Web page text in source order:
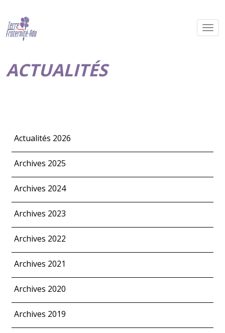
ACTUALITÉS
Actualités 2026
Archives 2025
Archives 2024
Archives 2023
Archives 2022
Archives 2021
Archives 2020
Archives 2019